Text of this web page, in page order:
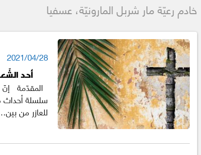
خادم رعيّة مار شربل المارونيّة، عسفيا
2021/04/28
أحد
المقدّمة إنّ
سلسلة أحداث
للعازر من